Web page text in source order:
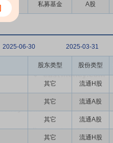
私募基金 A股
2025-06-30 2025-03-31
股东类型 股份类型
其它 流通H股
其它 流通A股
其它 流通A股
其它 流通H股